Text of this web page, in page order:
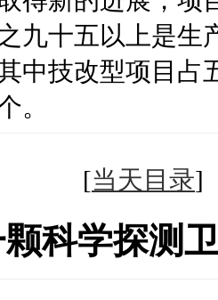
九十五以上是生
中技改型项目占
。
[当天目录
颗科学探测